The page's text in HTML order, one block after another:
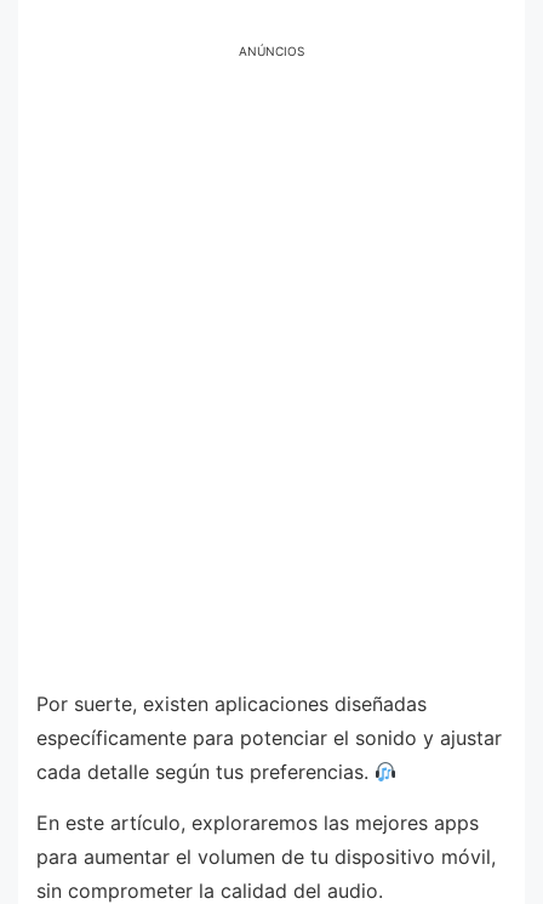
ANÚNCIOS
Por suerte, existen aplicaciones diseñadas
específicamente para potenciar el sonido y ajustar
cada detalle según tus preferencias.
En este artículo, exploraremos las mejores apps
para aumentar el volumen de tu dispositivo móvil,
sin comprometer la calidad del audio.